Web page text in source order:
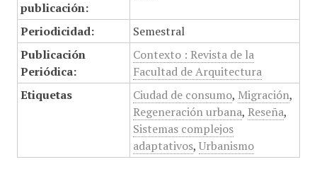
publicación:
Periodicidad:
Semestral
Publicación
Periódica:
Contexto : Revista de la
Facultad de Arquitectura
Etiquetas
Ciudad de consumo, Migración,
Regeneración urbana, Reseña,
Sistemas complejos
adaptativos, Urbanismo